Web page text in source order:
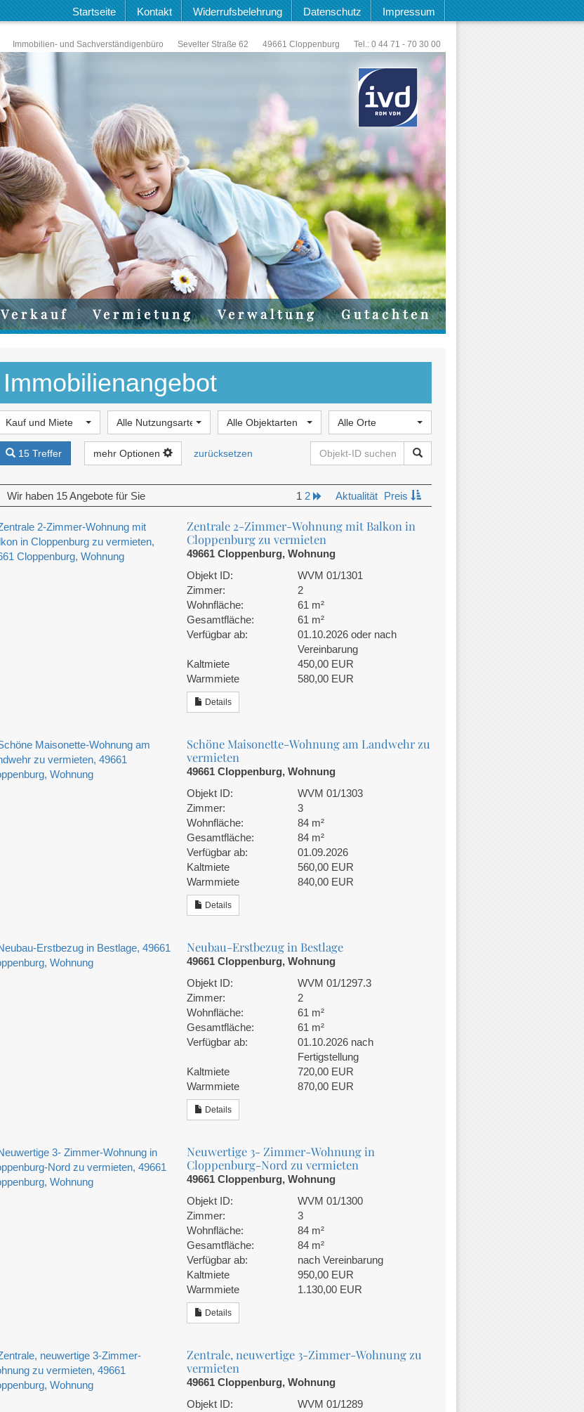
Startseite Kontakt Widerrufsbelehrung Datenschutz Impressum
Immobilien- und Sachverständigenbüro Sevelter Straße 62 49661 Cloppenburg Tel.: 0 44 71 - 70 30 00
Verkauf Vermietung Verwaltung Gutachten
Immobilien­angebot
Kauf und Miete Alle Nutzungsarten Alle Objektarten Alle Orte
15 Treffer mehr Optionen zurücksetzen
Wir haben 15 Angebote für Sie 1 2 Aktualität Preis
Zentrale 2-Zimmer-Wohnung mit Balkon in
Cloppenburg zu vermieten
49661 Cloppenburg, Wohnung
Objekt ID:
WVM 01/1301
Zimmer:
2
Wohnfläche:
61 m²
Gesamtfläche:
61 m²
Verfügbar ab:
01.10.2026 oder nach
Vereinbarung
Kaltmiete
450,00 EUR
Warmmiete
580,00 EUR
Details
Schöne Maisonette-Wohnung am Landwehr zu
vermieten
49661 Cloppenburg, Wohnung
Objekt ID:
WVM 01/1303
Zimmer:
3
Wohnfläche:
84 m²
Gesamtfläche:
84 m²
Verfügbar ab:
01.09.2026
Kaltmiete
560,00 EUR
Warmmiete
840,00 EUR
Details
Neubau-Erstbezug in Bestlage
49661 Cloppenburg, Wohnung
Objekt ID:
WVM 01/1297.3
Zimmer:
2
Wohnfläche:
61 m²
Gesamtfläche:
61 m²
Verfügbar ab:
01.10.2026 nach
Fertigstellung
Kaltmiete
720,00 EUR
Warmmiete
870,00 EUR
Details
Neuwertige 3- Zimmer-Wohnung in
Cloppenburg-Nord zu vermieten
49661 Cloppenburg, Wohnung
Objekt ID:
WVM 01/1300
Zimmer:
3
Wohnfläche:
84 m²
Gesamtfläche:
84 m²
Verfügbar ab:
nach Vereinbarung
Kaltmiete
950,00 EUR
Warmmiete
1.130,00 EUR
Details
Zentrale, neuwertige 3-Zimmer-Wohnung zu
vermieten
49661 Cloppenburg, Wohnung
Objekt ID:
WVM 01/1289